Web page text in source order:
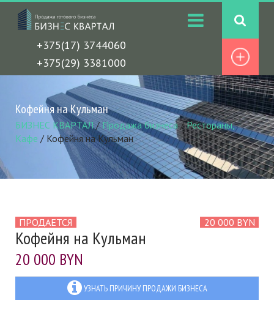
+375(17) 3744060
+375(29) 3381000
Кофейня на Кульман
БИЗНЕС КВАРТАЛ/Продажа бизнеса/Рестораны,
Кафе / Кофейня на Кульман
ПРОДАЕТСЯ 20 000 BYN
Кофейня на Кульман
20 000 BYN
УЗНАТЬ ПРИЧИНУ ПРОДАЖИ БИЗНЕСА